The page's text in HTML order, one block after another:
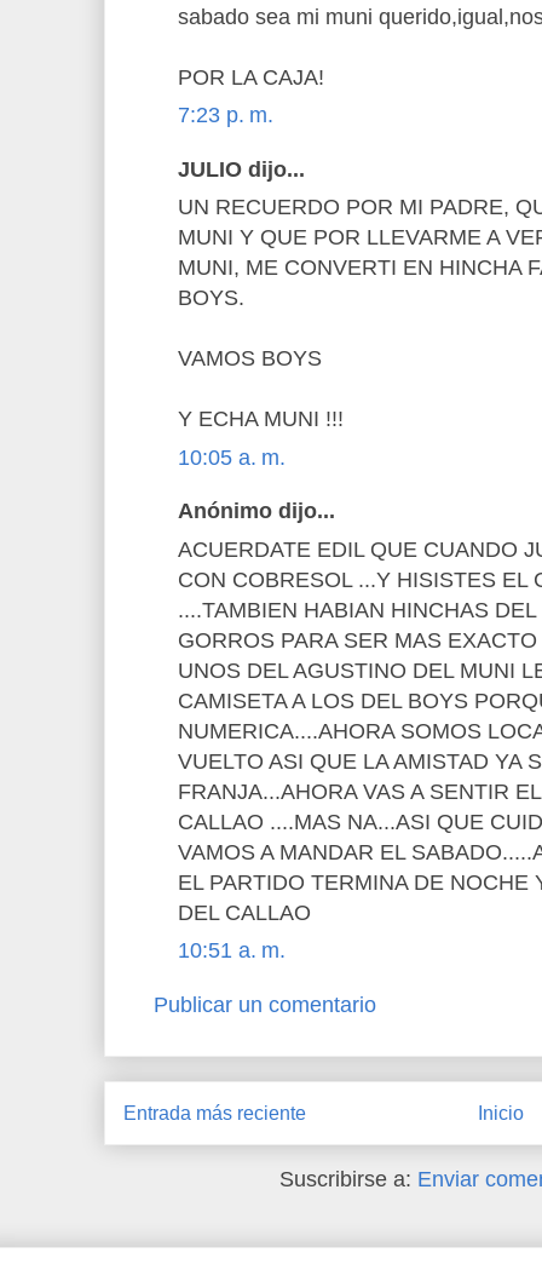
sabado sea mi muni
POR LA CAJA!
7:23 p. m.
JULIO dijo...
UN RECUERDO POR MI PADRE,
MUNI Y QUE POR LLEVARME A
MUNI, ME CONVERTI EN HINCHA
BOYS.
VAMOS BOYS
Y ECHA MUNI !!!
10:05 a. m.
Anónimo dijo...
ACUERDATE EDIL QUE CUANDO
CON COBRESOL ...Y HISISTES EL
....TAMBIEN HABIAN HINCHAS
GORROS PARA SER MAS
UNOS DEL AGUSTINO DEL MUNI
CAMISETA A LOS DEL BOYS
NUMERICA....AHORA SOMOS
VUELTO ASI QUE LA AMISTAD YA
FRANJA...AHORA VAS A SENTIR
CALLAO ....MAS NA...ASI QUE
VAMOS A MANDAR EL
EL PARTIDO TERMINA DE NOCHE
DEL CALLAO
10:51 a. m.
Publicar un comentario
Entrada más reciente Inicio
Suscribirse a: Enviar